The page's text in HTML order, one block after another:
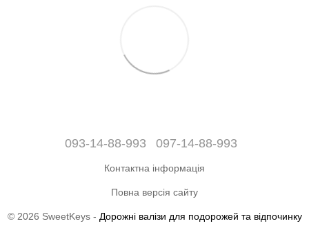
093-14-88-993 097-14-88-993
Контактна інформація
Повна версія сайту
© 2026 SweetKeys - Дорожні валізи для подорожей та відпочинку